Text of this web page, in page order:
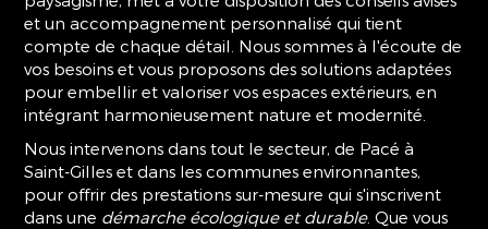
et un accompagnement personnalisé qui tient
compte de chaque détail. Nous sommes à l'écoute de
vos besoins et vous proposons des solutions adaptées
pour embellir et valoriser vos espaces extérieurs, en
intégrant harmonieusement nature et modernité.
Nous intervenons dans tout le secteur, de Pacé à
Saint-Gilles et dans les communes environnantes,
pour offrir des prestations sur-mesure qui s'inscrivent
dans une démarche écologique et durable. Que vous